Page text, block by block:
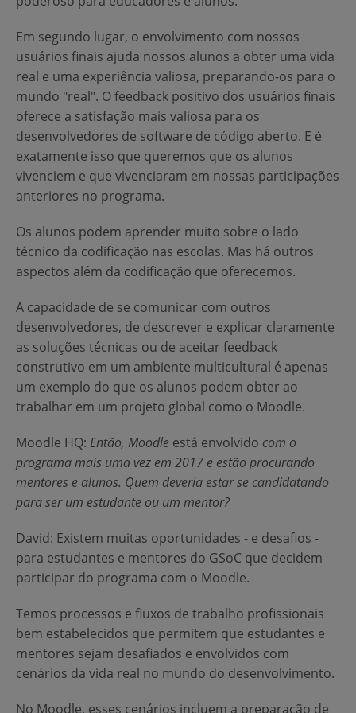
Em segundo lugar, o envolvimento com nossos
usuários finais ajuda nossos alunos a obter uma vida
real e uma experiência valiosa, preparando-os para o
mundo "real". O feedback positivo dos usuários finais
oferece a satisfação mais valiosa para os
desenvolvedores de software de código aberto. E é
exatamente isso que queremos que os alunos
vivenciem e que vivenciaram em nossas participações
anteriores no programa.
Os alunos podem aprender muito sobre o lado
técnico da codificação nas escolas. Mas há outros
aspectos além da codificação que oferecemos.
A capacidade de se comunicar com outros
desenvolvedores, de descrever e explicar claramente
as soluções técnicas ou de aceitar feedback
construtivo em um ambiente multicultural é apenas
um exemplo do que os alunos podem obter ao
trabalhar em um projeto global como o Moodle.
Moodle HQ: Então, Moodle está envolvido com o
programa mais uma vez em 2017 e estão procurando
mentores e alunos. Quem deveria estar se candidatando
para ser um estudante ou um mentor?
David: Existem muitas oportunidades - e desafios -
para estudantes e mentores do GSoC que decidem
participar do programa com o Moodle.
Temos processos e fluxos de trabalho profissionais
bem estabelecidos que permitem que estudantes e
mentores sejam desafiados e envolvidos com
cenários da vida real no mundo do desenvolvimento.
No Moodle, esses cenários incluem a preparação de